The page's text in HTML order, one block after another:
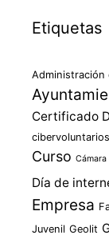
Etiquetas
Administración
Certificado
cibervoluntarios
Curso
Día de
Empresa
Juvenil Geolit